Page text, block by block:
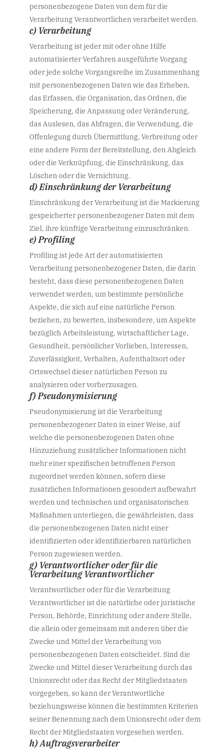
personenbezogene Daten von dem für die
Verarbeitung Verantwortlichen verarbeitet werden.
c) Verarbeitung
Verarbeitung ist jeder mit oder ohne Hilfe
automatisierter Verfahren ausgeführte Vorgang
oder jede solche Vorgangsreihe im Zusammenhang
mit personenbezogenen Daten wie das Erheben,
das Erfassen, die Organisation, das Ordnen, die
Speicherung, die Anpassung oder Veränderung,
das Auslesen, das Abfragen, die Verwendung, die
Offenlegung durch Übermittlung, Verbreitung oder
eine andere Form der Bereitstellung, den Abgleich
oder die Verknüpfung, die Einschränkung, das
Löschen oder die Vernichtung.
d) Einschränkung der Verarbeitung
Einschränkung der Verarbeitung ist die Markierung
gespeicherter personenbezogener Daten mit dem
Ziel, ihre künftige Verarbeitung einzuschränken.
e) Profiling
Profiling ist jede Art der automatisierten
Verarbeitung personenbezogener Daten, die darin
besteht, dass diese personenbezogenen Daten
verwendet werden, um bestimmte persönliche
Aspekte, die sich auf eine natürliche Person
beziehen, zu bewerten, insbesondere, um Aspekte
bezüglich Arbeitsleistung, wirtschaftlicher Lage,
Gesundheit, persönlicher Vorlieben, Interessen,
Zuverlässigkeit, Verhalten, Aufenthaltsort oder
Ortswechsel dieser natürlichen Person zu
analysieren oder vorherzusagen.
f) Pseudonymisierung
Pseudonymisierung ist die Verarbeitung
personenbezogener Daten in einer Weise, auf
welche die personenbezogenen Daten ohne
Hinzuziehung zusätzlicher Informationen nicht
mehr einer spezifischen betroffenen Person
zugeordnet werden können, sofern diese
zusätzlichen Informationen gesondert aufbewahrt
werden und technischen und organisatorischen
Maßnahmen unterliegen, die gewährleisten, dass
die personenbezogenen Daten nicht einer
identifizierten oder identifizierbaren natürlichen
Person zugewiesen werden.
g) Verantwortlicher oder für die
Verarbeitung Verantwortlicher
Verantwortlicher oder für die Verarbeitung
Verantwortlicher ist die natürliche oder juristische
Person, Behörde, Einrichtung oder andere Stelle,
die allein oder gemeinsam mit anderen über die
Zwecke und Mittel der Verarbeitung von
personenbezogenen Daten entscheidet. Sind die
Zwecke und Mittel dieser Verarbeitung durch das
Unionsrecht oder das Recht der Mitgliedstaaten
vorgegeben, so kann der Verantwortliche
beziehungsweise können die bestimmten Kriterien
seiner Benennung nach dem Unionsrecht oder dem
Recht der Mitgliedstaaten vorgesehen werden.
h) Auftragsverarbeiter